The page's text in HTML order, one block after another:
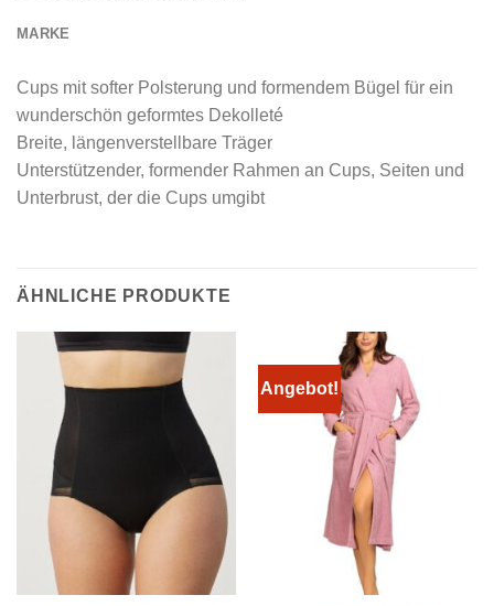
MARKE
Cups mit softer Polsterung und formendem Bügel für ein
wunderschön geformtes Dekolleté
Breite, längenverstellbare Träger
Unterstützender, formender Rahmen an Cups, Seiten und
Unterbrust, der die Cups umgibt
ÄHNLICHE PRODUKTE
Angebot!